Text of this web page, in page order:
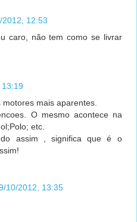
2012, 12:53
caro, não tem como se livrar
mais aparentes.
O mesmo acontece na
etc.
assim , significa que é o
10/2012, 13:35